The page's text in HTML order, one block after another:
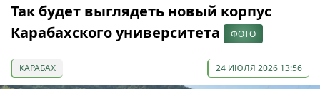
Так будет выглядеть новый корпус
Карабахского университета
ФОТО
КАРАБАХ 24 ИЮЛЯ 2026 13:56